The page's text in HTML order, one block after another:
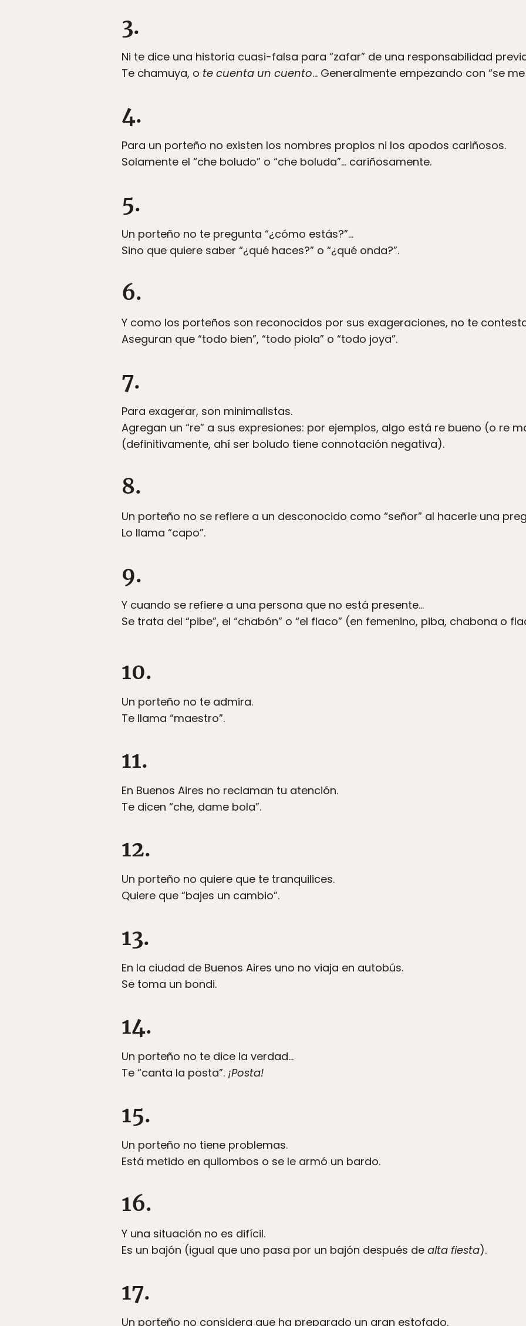
3.
Ni te dice una historia cuasi-falsa para “zafar” de una responsabilidad
Te chamuya, o te cuenta un cuento… Generalmente empezando con “se
4.
Para un porteño no existen los nombres propios ni los apodos cariñosos.
Solamente el “che boludo” o “che boluda”… cariñosamente.
5.
Un porteño no te pregunta “¿cómo estás?”…
Sino que quiere saber “¿qué haces?” o “¿qué onda?”.
6.
Y como los porteños son reconocidos por sus exageraciones, no te
Aseguran que “todo bien”, “todo piola” o “todo joya”.
7.
Para exagerar, son minimalistas.
Agregan un “re” a sus expresiones: por ejemplos, algo está re bueno (o re
(definitivamente, ahí ser boludo tiene connotación negativa).
8.
Un porteño no se refiere a un desconocido como “señor” al hacerle una
Lo llama “capo”.
9.
Y cuando se refiere a una persona que no está presente…
Se trata del “pibe”, el “chabón” o “el flaco” (en femenino, piba, chabona o
10.
Un porteño no te admira.
Te llama “maestro”.
11.
En Buenos Aires no reclaman tu atención.
Te dicen “che, dame bola”.
12.
Un porteño no quiere que te tranquilices.
Quiere que “bajes un cambio”.
13.
En la ciudad de Buenos Aires uno no viaja en autobús.
Se toma un bondi.
14.
Un porteño no te dice la verdad…
Te “canta la posta”. ¡Posta!
15.
Un porteño no tiene problemas.
Está metido en quilombos o se le armó un bardo.
16.
Y una situación no es difícil.
Es un bajón (igual que uno pasa por un bajón después de alta fiesta).
17.
Un porteño no considera que ha preparado un gran estofado.